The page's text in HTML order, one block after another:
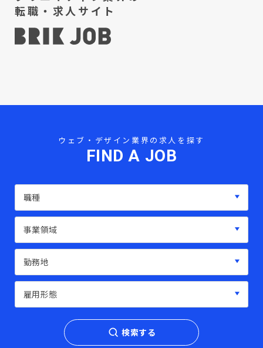
転職・求人サイト
ウェブ・デザイン業界の求人を探す
FIND A JOB
検索する